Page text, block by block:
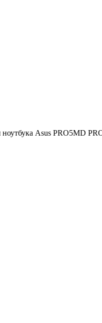
ноутбука Asus PRO5MD